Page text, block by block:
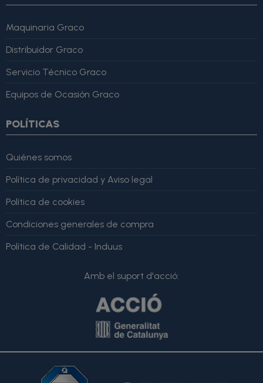
Maquinaria Graco
Distribuidor Graco
Servicio Técnico Graco
Equipos de Ocasión Graco
POLÍTICAS
Quiénes somos
Política de privacidad y Aviso legal
Política de cookies
Condiciones generales de compra
Política de Calidad - Induus
Amb el suport d'acció: